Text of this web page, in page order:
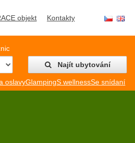
objekt Kontakty
Najít ubytování
oslavyGlampingS wellnessSe snídaní